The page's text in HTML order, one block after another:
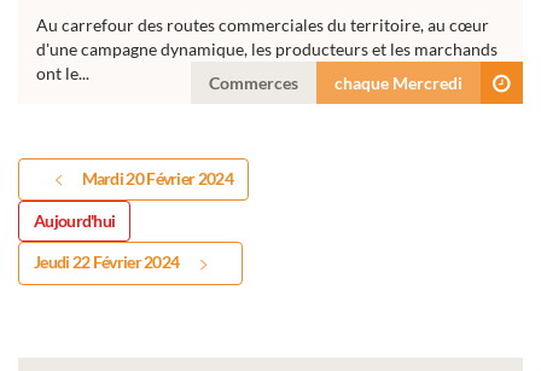
Au carrefour des routes commerciales du territoire, au cœur
d'une campagne dynamique, les producteurs et les marchands
ont le...
Commerces chaque Mercredi
Mardi 20 Février 2024
Aujourd'hui
Jeudi 22 Février 2024